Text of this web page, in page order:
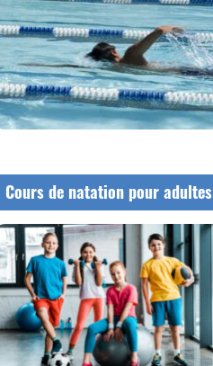
Cours de natation pour adultes